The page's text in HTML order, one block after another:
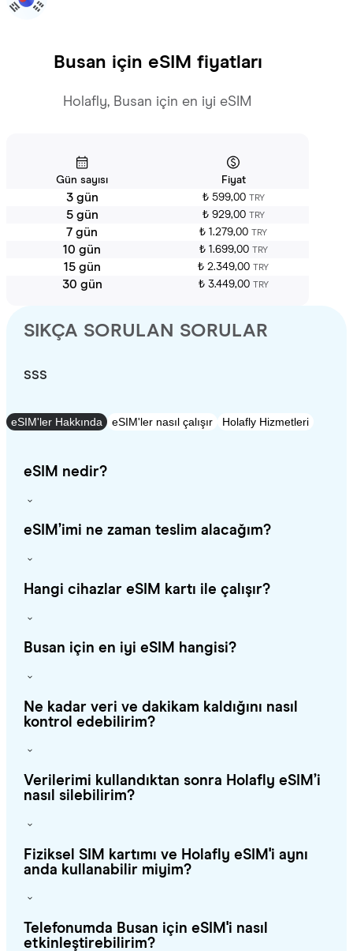
Busan için eSIM fiyatları
Holafly, Busan için en iyi eSIM
Gün sayısı Fiyat
3 gün ₺ 599,00 TRY
5 gün ₺ 929,00 TRY
7 gün ₺ 1.279,00 TRY
10 gün ₺ 1.699,00 TRY
15 gün ₺ 2.349,00 TRY
30 gün ₺ 3.449,00 TRY
SIKÇA SORULAN SORULAR
SSS
eSIM'ler Hakkında eSIM'ler nasıl çalışır Holafly Hizmetleri
eSIM nedir?
eSIM’imi ne zaman teslim alacağım?
Hangi cihazlar eSIM kartı ile çalışır?
Busan için en iyi eSIM hangisi?
Ne kadar veri ve dakikam kaldığını nasıl
kontrol edebilirim?
Verilerimi kullandıktan sonra Holafly eSIM’i
nasıl silebilirim?
Fiziksel SIM kartımı ve Holafly eSIM'i aynı
anda kullanabilir miyim?
Telefonumda Busan için eSIM'i nasıl
etkinleştirebilirim?